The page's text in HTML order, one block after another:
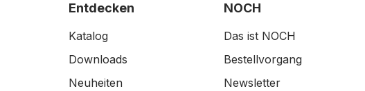
Entdecken
Katalog
Downloads
Neuheiten
NOCH
Das ist NOCH
Bestellvorgang
Newsletter